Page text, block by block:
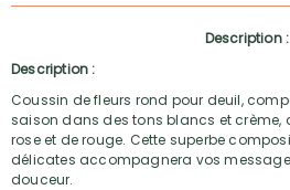
Description :
Description :
Coussin de fleurs rond pour deuil,
saison dans des tons blancs et crème,
rose et de rouge. Cette superbe
délicates accompagnera vos
douceur.